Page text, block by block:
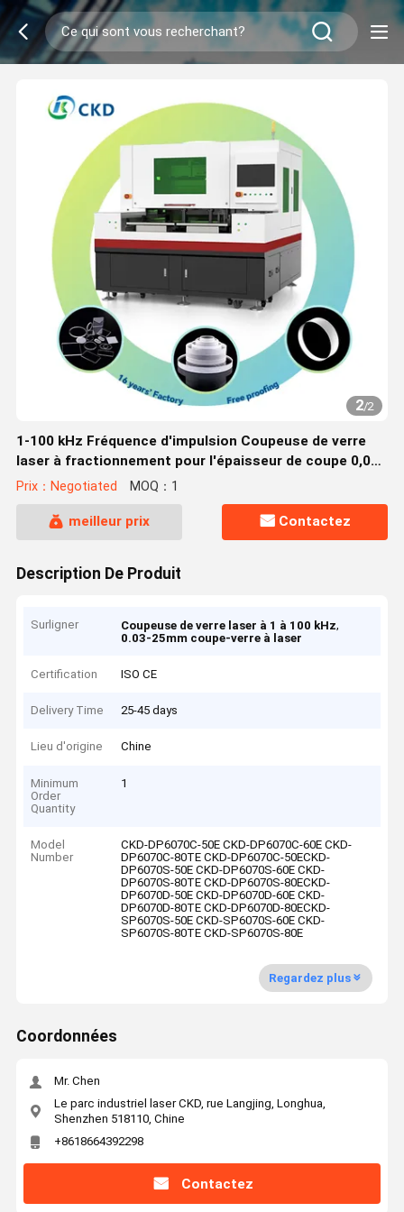
2/2
1-100 kHz Fréquence d'impulsion Coupeuse de verre
laser à fractionnement pour l'épaisseur de coupe 0,03-
25 mm
Prix：Negotiated MOQ：1
meilleur prix Contactez
Description De Produit
Surligner Coupeuse de verre laser à 1 à 100 kHz,
0.03-25mm coupe-verre à laser
Certification ISO CE
Delivery Time 25-45 days
Lieu d'origine Chine
Minimum
Order
Quantity
1
Model
Number
CKD-DP6070C-50E CKD-DP6070C-60E CKD-
DP6070C-80TE CKD-DP6070C-50ECKD-
DP6070S-50E CKD-DP6070S-60E CKD-
DP6070S-80TE CKD-DP6070S-80ECKD-
DP6070D-50E CKD-DP6070D-60E CKD-
DP6070D-80TE CKD-DP6070D-80ECKD-
SP6070S-50E CKD-SP6070S-60E CKD-
SP6070S-80TE CKD-SP6070S-80E
Regardez plus
Coordonnées
Mr. Chen
Le parc industriel laser CKD, rue Langjing, Longhua,
Shenzhen 518110, Chine
+8618664392298
Contactez